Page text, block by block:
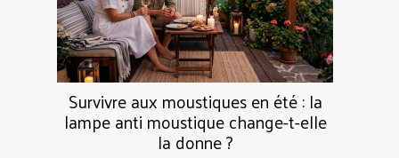
Survivre aux moustiques en été : la
lampe anti moustique change-t-elle
la donne ?